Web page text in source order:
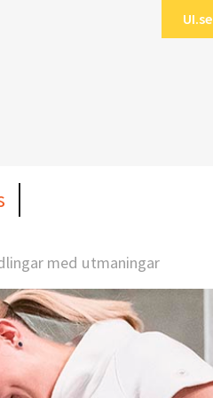
UI.se
med utmaningar